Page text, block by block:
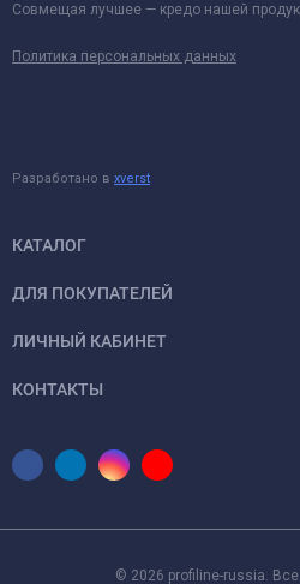
Совмещая лучшее — кредо нашей
Политика персональных данных
Разработано в xverst
КАТАЛОГ
ДЛЯ ПОКУПАТЕЛЕЙ
ЛИЧНЫЙ КАБИНЕТ
КОНТАКТЫ
© 2026 profiline-russia.